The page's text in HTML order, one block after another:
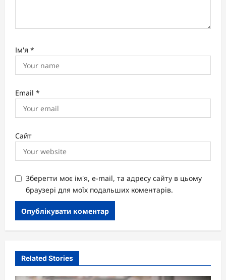
Ім'я *
Email *
Сайт
Зберегти моє ім'я, e-mail, та адресу сайту в цьому
браузері для моїх подальших коментарів.
Related Stories